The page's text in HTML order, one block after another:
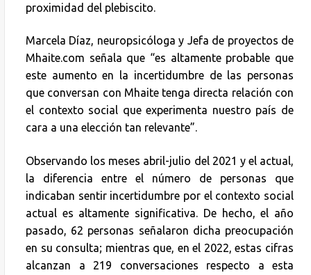
proximidad del plebiscito.
Marcela Díaz, neuropsicóloga y Jefa de proyectos de
Mhaite.com señala que “es altamente probable que
este aumento en la incertidumbre de las personas
que conversan con Mhaite tenga directa relación con
el contexto social que experimenta nuestro país de
cara a una elección tan relevante”.
Observando los meses abril-julio del 2021 y el actual,
la diferencia entre el número de personas que
indicaban sentir incertidumbre por el contexto social
actual es altamente significativa. De hecho, el año
pasado, 62 personas señalaron dicha preocupación
en su consulta; mientras que, en el 2022, estas cifras
alcanzan a 219 conversaciones respecto a esta